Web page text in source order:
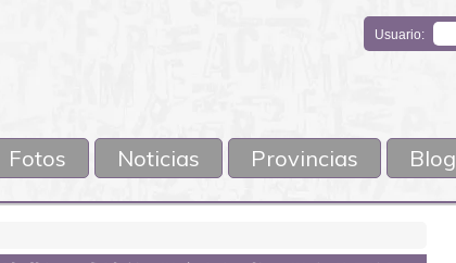
Usuario:
Fotos Noticias Provincias Blog